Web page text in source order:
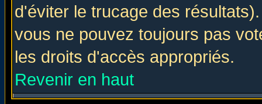
d'éviter le trucage des
vous ne pouvez toujours pas
les droits d'accès appropriés.
Revenir en haut